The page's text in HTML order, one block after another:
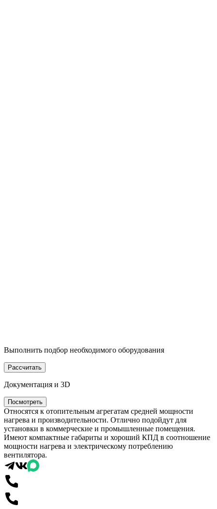
Выполнить подбор необходимого оборудования
Рассчитать
Документация и 3D
Посмотреть
Относятся к отопительным агрегатам средней мощности
нагрева и производительности. Отлично подойдут для
установки в коммерческие и промышленные помещения.
Имеют компактные габариты и хороший КПД в соотношение
мощности нагрева и электрическому потреблению
вентилятора.